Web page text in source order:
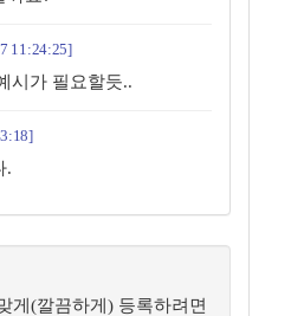
11:24:25]
시가 필요할듯..
.
게(깔끔하게) 등록하려면